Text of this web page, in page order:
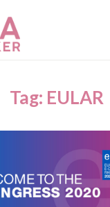
Tag: EULAR